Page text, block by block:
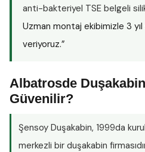
anti-bakteriyel TSE belgeli
Uzman montaj ekibimizle 3
veriyoruz.”
Albatrosde
Güvenilir?
Şensoy Duşakabin, 1999da
merkezli bir duşakabin